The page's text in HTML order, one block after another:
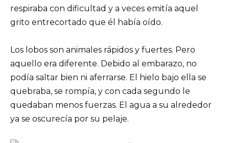
respiraba con dificultad y a veces emitía aquel
grito entrecortado que él había oído.
Los lobos son animales rápidos y fuertes. Pero
aquello era diferente. Debido al embarazo, no
podía saltar bien ni aferrarse. El hielo bajo ella se
quebraba, se rompía, y con cada segundo le
quedaban menos fuerzas. El agua a su alrededor
ya se oscurecía por su pelaje.